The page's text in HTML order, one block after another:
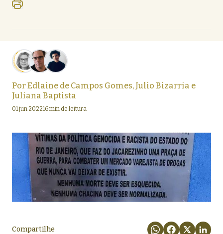
PorEdlaine de Campos Gomes, Julio Bizarria e
Juliana Baptista
01 jun 202216 min de leitura
Compartilhe